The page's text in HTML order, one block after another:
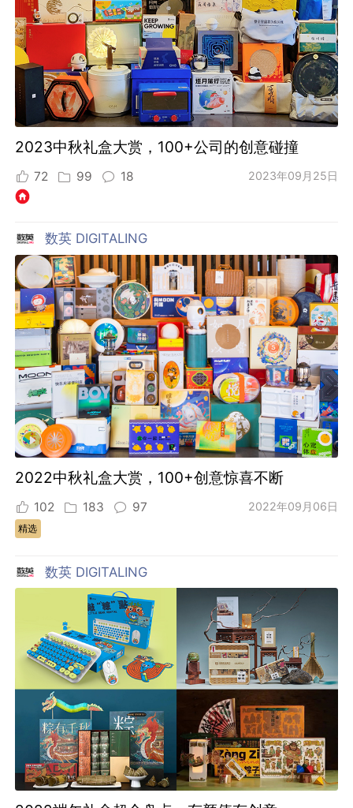
2023中秋礼盒大赏，100+公司的创意碰撞
72 99 18 2023年09月25日
数英 DIGITALING
2022中秋礼盒大赏，100+创意惊喜不断
102 183 97 2022年09月06日
精选
数英 DIGITALING